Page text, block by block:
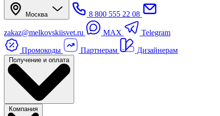
Москва 8 800 555 22 08
zakaz@melkovskiisvet.ru MAX Telegram
Промокоды Партнерам Дизайнерам
Получение и оплата
Компания